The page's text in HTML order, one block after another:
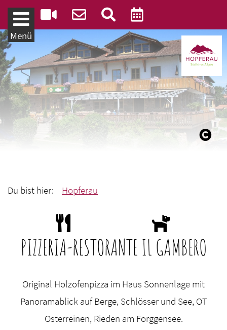
Weiter zum Inhalt
Menü
Du bist hier: Hopferau
PIZZERIA-RESTORANTE IL GAMBERO
Original Holzofenpizza im Haus Sonnenlage mit
Panoramablick auf Berge, Schlösser und See, OT
Osterreinen, Rieden am Forggensee.